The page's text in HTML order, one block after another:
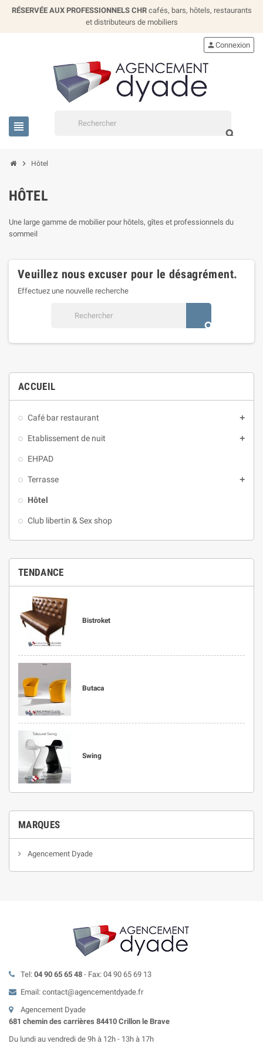
RÉSERVÉE AUX PROFESSIONNELS CHRcafés, bars, hôtels, restaurants
et distributeurs de mobiliers
view_headline
search
personConnexion
chevron_right Hôtel
ACCUEIL
Café bar restaurant add
Etablissement de nuit add
EHPAD
Terrasse add
Hôtel
Club libertin & Sex shop
TENDANCE
Bistroket
Butaca
Swing
MARQUES
Agencement Dyade
HÔTEL
Une large gamme de mobilier pour hôtels, gîtes et professionnels du
sommeil
Veuillez nous excuser pour le désagrément.
Effectuez une nouvelle recherche
search
Tel: 04 90 65 65 48 - Fax: 04 90 65 69 13
Email: contact@agencementdyade.fr
Agencement Dyade
681 chemin des carrières 84410 Crillon le Brave
Du lundi au vendredi de 9h à 12h - 13h à 17h